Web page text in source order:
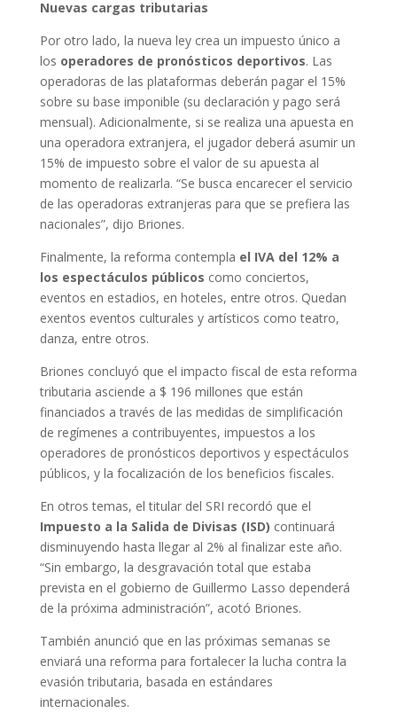
Nuevas cargas tributarias
Por otro lado, la nueva ley crea un impuesto único a
los operadores de pronósticos deportivos. Las
operadoras de las plataformas deberán pagar el 15%
sobre su base imponible (su declaración y pago será
mensual). Adicionalmente, si se realiza una apuesta en
una operadora extranjera, el jugador deberá asumir un
15% de impuesto sobre el valor de su apuesta al
momento de realizarla. “Se busca encarecer el servicio
de las operadoras extranjeras para que se prefiera las
nacionales”, dijo Briones.
Finalmente, la reforma contempla el IVA del 12% a
los espectáculos públicos como conciertos,
eventos en estadios, en hoteles, entre otros. Quedan
exentos eventos culturales y artísticos como teatro,
danza, entre otros.
Briones concluyó que el impacto fiscal de esta reforma
tributaria asciende a $ 196 millones que están
financiados a través de las medidas de simplificación
de regímenes a contribuyentes, impuestos a los
operadores de pronósticos deportivos y espectáculos
públicos, y la focalización de los beneficios fiscales.
En otros temas, el titular del SRI recordó que el
Impuesto a la Salida de Divisas (ISD) continuará
disminuyendo hasta llegar al 2% al finalizar este año.
“Sin embargo, la desgravación total que estaba
prevista en el gobierno de Guillermo Lasso dependerá
de la próxima administración”, acotó Briones.
También anunció que en las próximas semanas se
enviará una reforma para fortalecer la lucha contra la
evasión tributaria, basada en estándares
internacionales.